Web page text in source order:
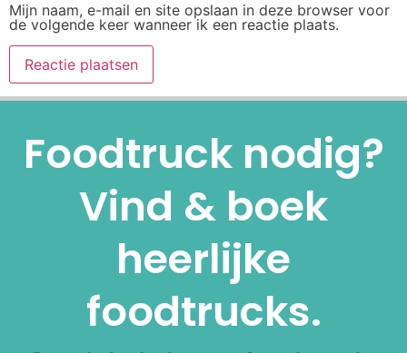
Mijn naam, e-mail en site opslaan in deze browser voor
de volgende keer wanneer ik een reactie plaats.
Foodtruck nodig?
Vind & boek
heerlijke
foodtrucks.